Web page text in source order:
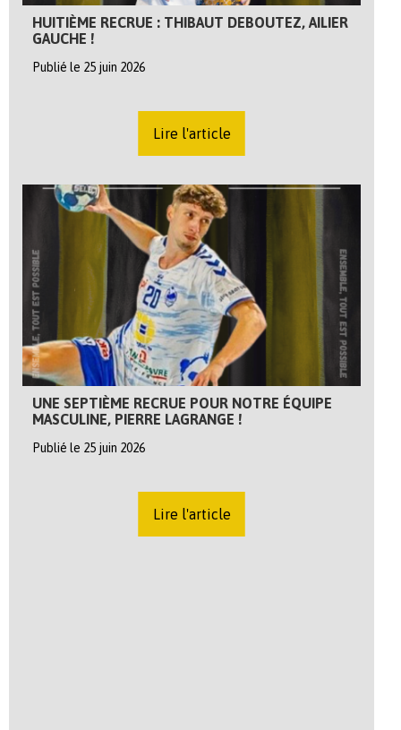
HUITIÈME RECRUE : THIBAUT DEBOUTEZ, AILIER
GAUCHE !
Publié le 25 juin 2026
Lire l'article
UNE SEPTIÈME RECRUE POUR NOTRE ÉQUIPE
MASCULINE, PIERRE LAGRANGE !
Publié le 25 juin 2026
Lire l'article